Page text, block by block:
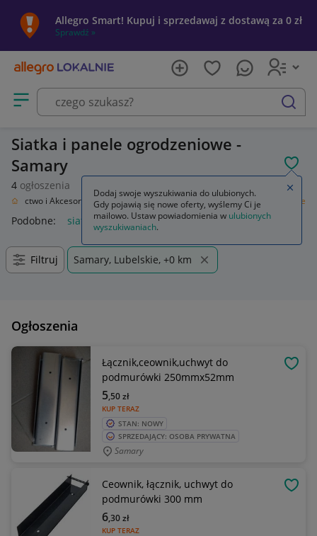
Allegro Smart! Kupuj i sprzedawaj z dostawą za 0 zł
Sprawdź »
Otwórz menu z kategoriami
szukaj
Siatka i panele ogrodzeniowe -
Samary
4 ogłoszenia
i Akcesoria Ogrodzenia i bramy Siatka i panele ogrodzeniowe
Podobne: siatką i panele ogrodzeniowe
Filtruj Samary, Lubelskie, +0 km
Ogłoszenia
Łącznik,ceownik,uchwyt do
podmurówki 250mmx52mm
KUP TERAZ
5,50zł
STAN: NOWY
SPRZEDAJĄCY: OSOBA PRYWATNA
Samary
Ceownik, łącznik, uchwyt do
podmurówki 300 mm
KUP TERAZ
6,30zł
Dodaj swoje wyszukiwania do ulubionych.
Gdy pojawią się nowe oferty, wyślemy Ci je
mailowo. Ustaw powiadomienia w ulubionych
wyszukiwaniach.